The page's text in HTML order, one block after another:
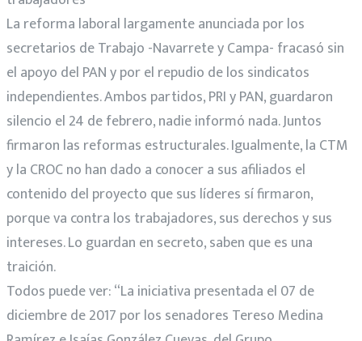
La reforma laboral largamente anunciada por los
secretarios de Trabajo -Navarrete y Campa- fracasó sin
el apoyo del PAN y por el repudio de los sindicatos
independientes. Ambos partidos, PRI y PAN, guardaron
silencio el 24 de febrero, nadie informó nada. Juntos
firmaron las reformas estructurales. Igualmente, la CTM
y la CROC no han dado a conocer a sus afiliados el
contenido del proyecto que sus líderes sí firmaron,
porque va contra los trabajadores, sus derechos y sus
intereses. Lo guardan en secreto, saben que es una
traición.
Todos puede ver: “La iniciativa presentada el 07 de
diciembre de 2017 por los senadores Tereso Medina